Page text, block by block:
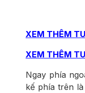
XEM THÊM
XEM THÊM
Ngay phía
kế phía trên